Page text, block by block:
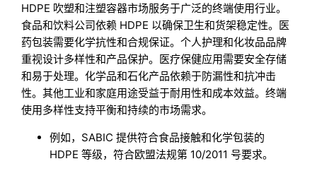
HDPE 吹塑和注塑容器市场服务于广泛的终端使用行业。
食品和饮料公司依赖 HDPE 以确保卫生和货架稳定性。医
药包装需要化学抗性和合规保证。个人护理和化妆品品牌
重视设计多样性和产品保护。医疗保健应用需要安全存储
和易于处理。化学品和石化产品依赖于防漏性和抗冲击
性。其他工业和家庭用途受益于耐用性和成本效益。终端
使用多样性支持平衡和持续的市场需求。
例如，SABIC 提供符合食品接触和化学包装的
HDPE 等级，符合欧盟法规第 10/2011 号要求。